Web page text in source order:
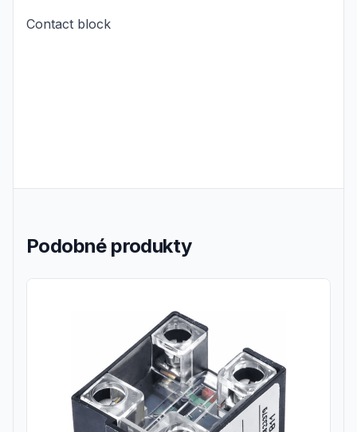
Contact block
Podobné produkty